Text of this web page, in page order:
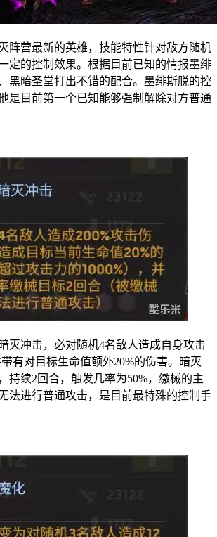
阵营最新的英雄，技能特性针对敌方随机
定的控制效果。根据目前已知的情报墨绯
黑暗圣堂打出不错的配合。墨绯斯脱的控
是目前第一个已知能够强制解除对方普通
灭冲击，必对随机4名敌人造成自身攻击
有对目标生命值额外20%的伤害。暗灭
持续2回合，触发几率为50%，缴械的主
法进行普通攻击，是目前最特殊的控制手